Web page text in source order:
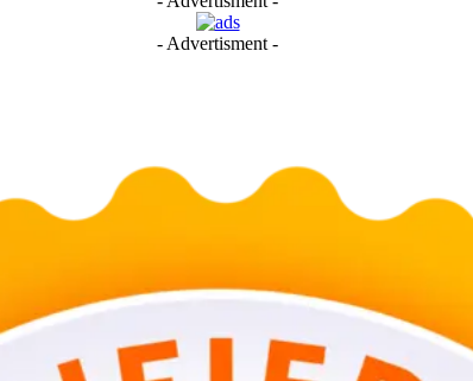
- Advertisment -